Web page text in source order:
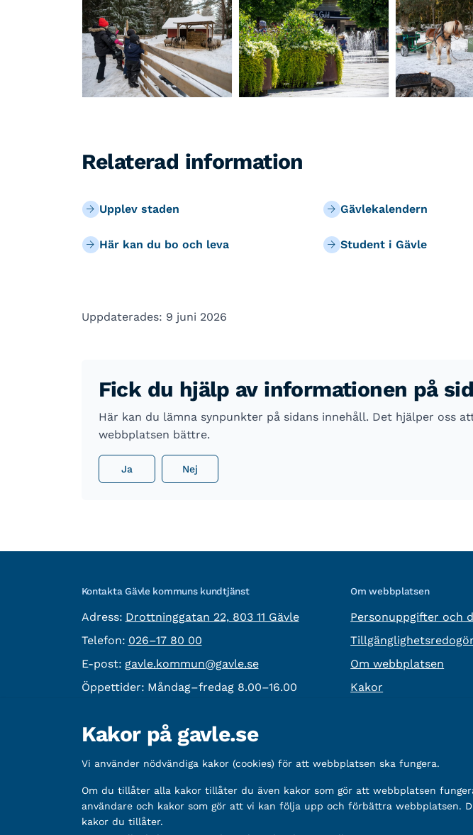
Relaterad information
Upplev staden Gävlekalendern
Här kan du bo och leva Student i Gävle
Uppdaterades: 9 juni 2026
Fick du hjälp av informationen på
Här kan du lämna synpunkter på sidans innehåll. Det hjälper oss
webbplatsen bättre.
Ja Nej
Kontakta Gävle kommuns kundtjänst
Adress: besöksadress:
Drottninggatan 22, 803 11 Gävle
Telefon: Telefon:
026–17 80 00
E-post: E-post:
gavle.kommun@gavle.se
Öppettider: Måndag–fredag 8.00–16.00
Om webbplatsen
Personuppgifter och
Om webbplatsen
Kakor
Övrig information
Organisationsnummer: 212000-2338
Bankgironummer: 5888-2333
Kakor på gavle.se
Vi använder nödvändiga kakor (cookies) för att webbplatsen ska fungera.
Om du tillåter alla kakor tillåter du även kakor som gör att webbplatsen
användare och kakor som gör att vi kan följa upp och förbättra webbplatsen.
kakor du tillåter.